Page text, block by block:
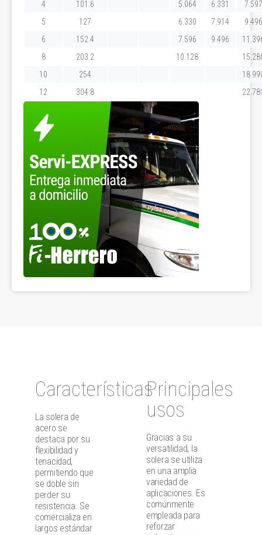
4 101.6 5.064 6.331
7.597
5
127 6.330 7.914
9.496
6
152.4 7.596 9.496
8
203.2 10.128
10
254
12
304.8
Características
La solera de
acero se
destaca por su
flexibilidad y
tenacidad,
permitiendo que
se doble sin
perder su
resistencia. Se
comercializa en
largos estándar
Principales
usos
Gracias a su
versatilidad, la
solera se utiliza
en una amplia
variedad de
aplicaciones. Es
comúnmente
empleada para
reforzar